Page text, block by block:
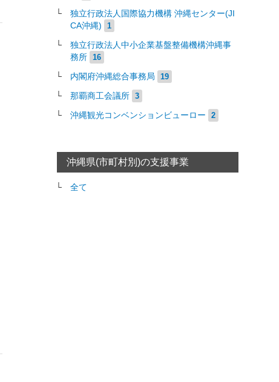
独立行政法人国際協力機構 沖縄センター(JI
CA沖縄)
1
独立行政法人中小企業基盤整備機構沖縄事
務所
16
内閣府沖縄総合事務局 19
那覇商工会議所 3
沖縄観光コンベンションビューロー 2
沖縄県(市町村別)の支援事業
全て